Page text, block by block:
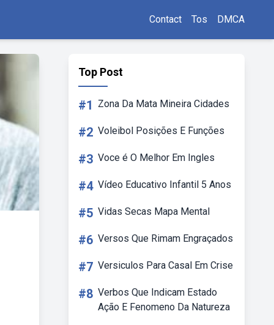
Contact Tos DMCA
Top Post
#1 Zona Da Mata Mineira Cidades
#2 Voleibol Posições E Funções
#3 Voce é O Melhor Em Ingles
#4 Vídeo Educativo Infantil 5 Anos
#5 Vidas Secas Mapa Mental
#6 Versos Que Rimam Engraçados
#7 Versiculos Para Casal Em Crise
#8 Verbos Que Indicam Estado
Ação E Fenomeno Da Natureza